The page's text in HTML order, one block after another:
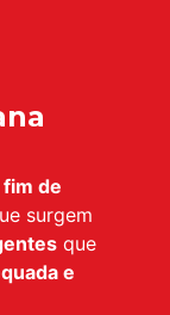
fim de
surgem
que
e